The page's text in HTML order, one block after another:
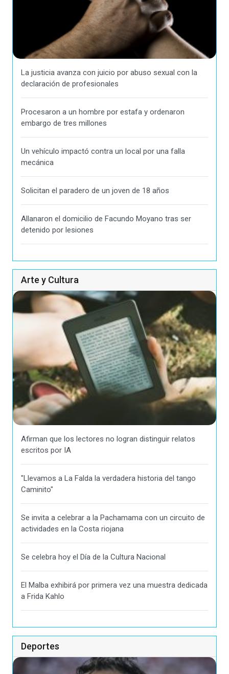
La justicia avanza con juicio por abuso sexual con la
declaración de profesionales
Procesaron a un hombre por estafa y ordenaron
embargo de tres millones
Un vehículo impactó contra un local por una falla
mecánica
Solicitan el paradero de un joven de 18 años
Allanaron el domicilio de Facundo Moyano tras ser
detenido por lesiones
Arte y Cultura
Afirman que los lectores no logran distinguir relatos
escritos por IA
"Llevamos a La Falda la verdadera historia del tango
Caminito"
Se invita a celebrar a la Pachamama con un circuito de
actividades en la Costa riojana
Se celebra hoy el Día de la Cultura Nacional
El Malba exhibirá por primera vez una muestra dedicada
a Frida Kahlo
Deportes